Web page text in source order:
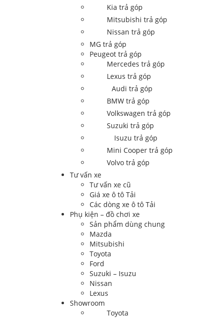
Kia trả góp
Mitsubishi trả góp
Nissan trả góp
MG trả góp
Peugeot trả góp
Mercedes trả góp
Lexus trả góp
Audi trả góp
BMW trả góp
Volkswagen trả góp
Suzuki trả góp
Isuzu trả góp
Mini Cooper trả góp
Volvo trả góp
Tư vấn xe
Tư vấn xe cũ
Giá xe ô tô Tải
Các dòng xe ô tô Tải
Phụ kiện – đồ chơi xe
Sản phẩm dùng chung
Mazda
Mitsubishi
Toyota
Ford
Suzuki – Isuzu
Nissan
Lexus
Showroom
Toyota